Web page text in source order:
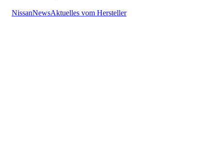
NissanNewsAktuelles vom Hersteller